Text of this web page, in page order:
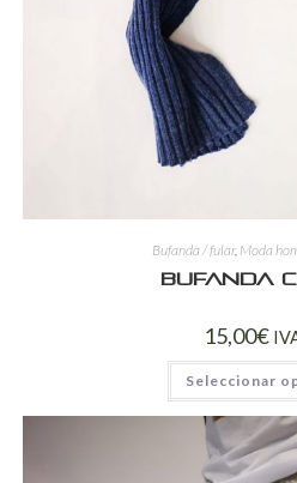
Bufanda / fular, Moda
Bufanda
15,00€
Seleccionar